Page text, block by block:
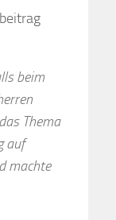
beim
Thema
auf
machte